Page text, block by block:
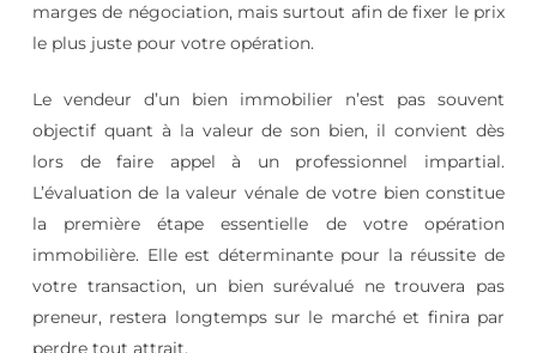
marges de négociation, mais surtout afin de fixer le prix
le plus juste pour votre opération.
Le vendeur d’un bien immobilier n’est pas souvent
objectif quant à la valeur de son bien, il convient dès
lors de faire appel à un professionnel impartial.
L’évaluation de la valeur vénale de votre bien constitue
la première étape essentielle de votre opération
immobilière. Elle est déterminante pour la réussite de
votre transaction, un bien surévalué ne trouvera pas
preneur, restera longtemps sur le marché et finira par
perdre tout attrait.